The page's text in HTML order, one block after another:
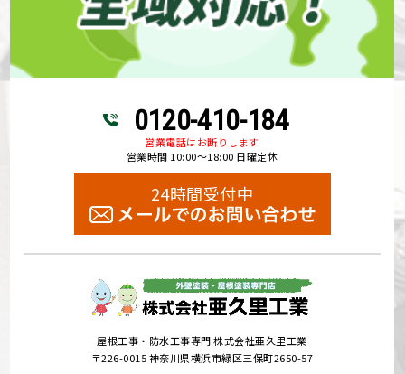
0120-410-184
営業電話はお断りします
営業時間 10:00～18:00 日曜定休
24時間受付中
屋根工事・防水工事専門 株式会社亜久里工業
〒226-0015 神奈川県横浜市緑区三保町2650-57